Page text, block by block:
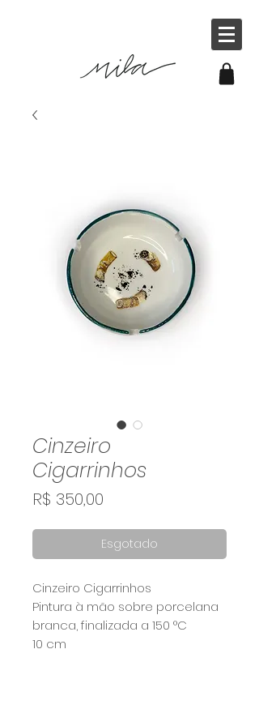
Cinzeiro
Cigarrinhos
R$ 350,00
Esgotado
Cinzeiro Cigarrinhos
Pintura à mão sobre porcelana
branca, finalizada a 150 °C
10 cm